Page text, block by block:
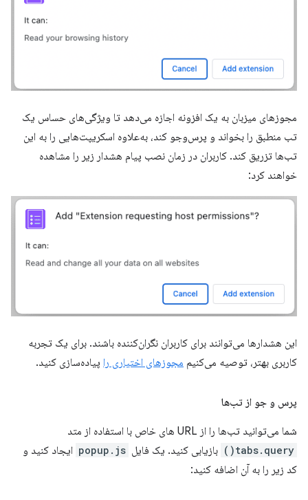
مجوزهای میزبان به یک افزونه اجازه می‌دهد تا ویژگی‌های حساس یک
تب منطبق را بخواند و پرس‌وجو کند، به‌علاوه اسکریپت‌هایی را به این
تب‌ها تزریق کند. کاربران در زمان نصب پیام هشدار زیر را مشاهده
خواهند کرد:
این هشدارها می‌توانند برای کاربران نگران‌کننده باشند. برای یک تجربه
کاربری بهتر، توصیه می‌کنیم مجوزهای اختیاری را پیاده‌سازی کنید.
پرس و جو از تب‌ها
شما می‌توانید تب‌ها را از URL های خاص با استفاده از متد
tabs.query() بازیابی کنید. یک فایل popup.js ایجاد کنید و
کد زیر را به آن اضافه کنید: